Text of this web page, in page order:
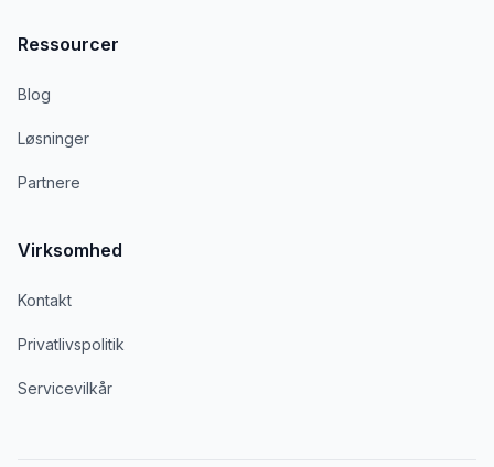
Ressourcer
Blog
Løsninger
Partnere
Virksomhed
Kontakt
Privatlivspolitik
Servicevilkår